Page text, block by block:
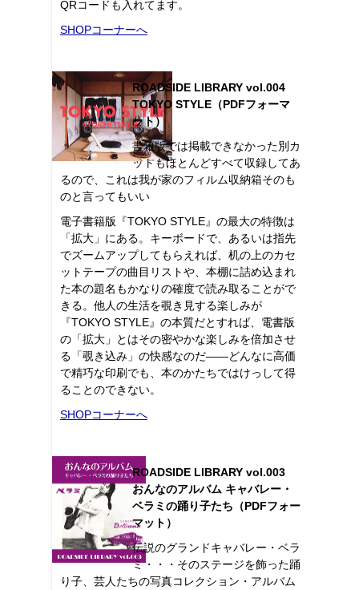
QRコードも入れてます。
SHOPコーナーへ
ROADSIDE LIBRARY vol.004
TOKYO STYLE（PDFフォーマ
ット）
書籍版では掲載できなかった別カ
ットもほとんどすべて収録してあ
るので、これは我が家のフィルム収納箱そのも
のと言ってもいい
電子書籍版『TOKYO STYLE』の最大の特徴は
「拡大」にある。キーボードで、あるいは指先
でズームアップしてもらえれば、机の上のカセ
ットテープの曲目リストや、本棚に詰め込まれ
た本の題名もかなりの確度で読み取ることがで
きる。他人の生活を覗き見する楽しみが
『TOKYO STYLE』の本質だとすれば、電書版
の「拡大」とはその密やかな楽しみを倍加させ
る「覗き込み」の快感なのだ――どんなに高価
で精巧な印刷でも、本のかたちではけっして得
ることのできない。
SHOPコーナーへ
ROADSIDE LIBRARY vol.003
おんなのアルバム キャバレー・
ベラミの踊り子たち（PDFフォー
マット）
伝説のグランドキャバレー・ベラ
ミ・・・そのステージを飾った踊
り子、芸人たちの写真コレクション・アルバム